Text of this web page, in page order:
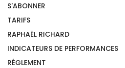
S'ABONNER
TARIFS
RAPHAËL RICHARD
INDICATEURS DE PERFORMANCES
RÉGLEMENT